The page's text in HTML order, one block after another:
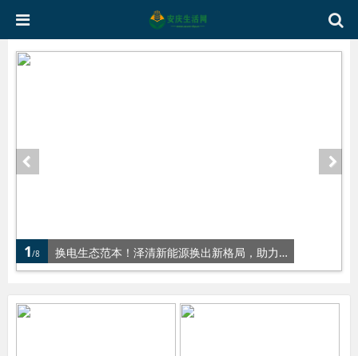
态范本！泽清新能源换出新格局，助力碳中和！ 2/8